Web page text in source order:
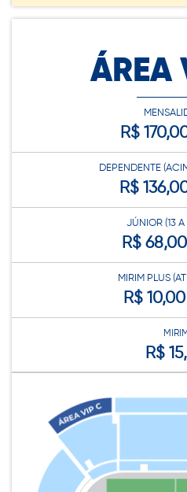
ÁREA
R$
DEPENDENTE
R$
JÚNIOR (13 A
R$
MIRIM PLUS
R$
R$